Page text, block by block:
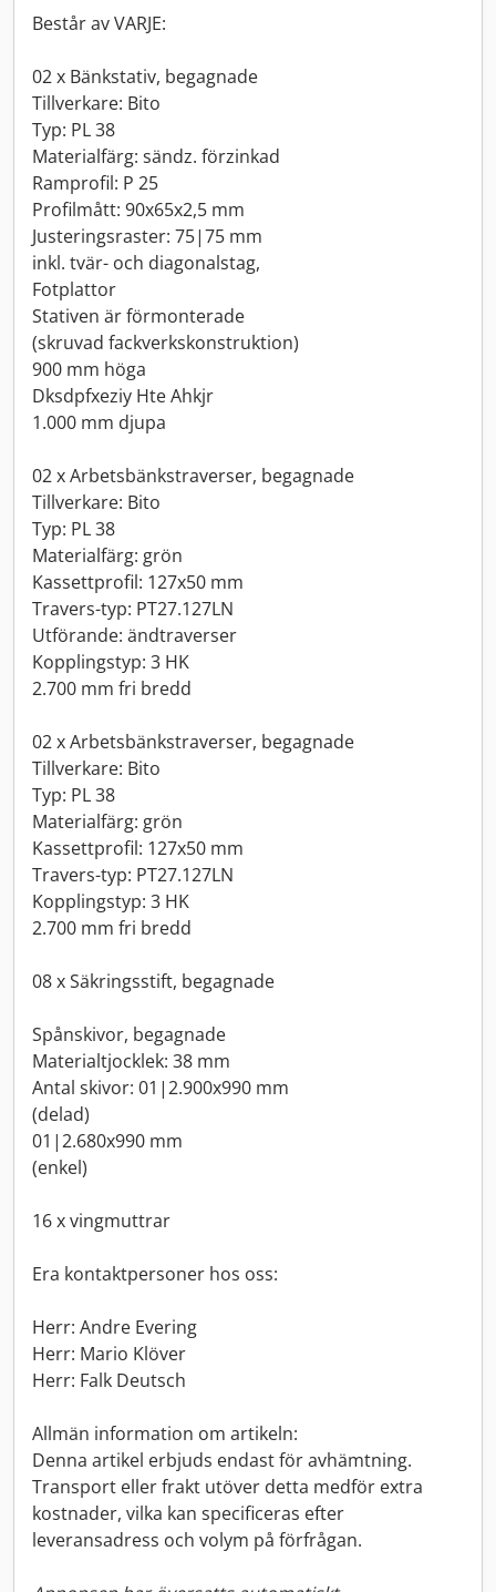
Består av VARJE:
02 x Bänkstativ, begagnade
Tillverkare: Bito
Typ: PL 38
Materialfärg: sändz. förzinkad
Ramprofil: P 25
Profilmått: 90x65x2,5 mm
Justeringsraster: 75|75 mm
inkl. tvär- och diagonalstag,
Fotplattor
Stativen är förmonterade
(skruvad fackverkskonstruktion)
900 mm höga
Dksdpfxeziy Hte Ahkjr
1.000 mm djupa
02 x Arbetsbänkstraverser, begagnade
Tillverkare: Bito
Typ: PL 38
Materialfärg: grön
Kassettprofil: 127x50 mm
Travers-typ: PT27.127LN
Utförande: ändtraverser
Kopplingstyp: 3 HK
2.700 mm fri bredd
02 x Arbetsbänkstraverser, begagnade
Tillverkare: Bito
Typ: PL 38
Materialfärg: grön
Kassettprofil: 127x50 mm
Travers-typ: PT27.127LN
Kopplingstyp: 3 HK
2.700 mm fri bredd
08 x Säkringsstift, begagnade
Spånskivor, begagnade
Materialtjocklek: 38 mm
Antal skivor: 01|2.900x990 mm
(delad)
01|2.680x990 mm
(enkel)
16 x vingmuttrar
Era kontaktpersoner hos oss:
Herr: Andre Evering
Herr: Mario Klöver
Herr: Falk Deutsch
Allmän information om artikeln:
Denna artikel erbjuds endast för avhämtning.
Transport eller frakt utöver detta medför extra
kostnader, vilka kan specificeras efter
leveransadress och volym på förfrågan.